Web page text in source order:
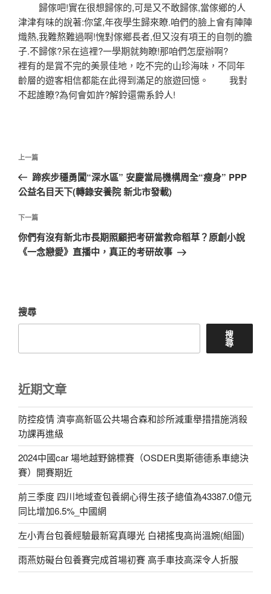
歸傢吧!實在很想歸傢的,可是又不敢歸傢,當傢鄉的人
津津有味的說著:你望,年夜學生歸來瞭.咱們的臉上會有陣陣
熾熱,我難熬難過啊!愧對傢鄉長者,但又沒有項王的自刎的膽
子.不歸傢?呆在這裡?一學期就夠瞭!那咱們怎麼辦啊?
裡有的是賞不完的美景佳地，吃不完的山珍海味，不同年
齡層的遊客相信都能在此得到滿足的旅遊回憶。 我對
不起誰瞭?為何會如許?解鈴還需系鈴人!
文
導
覽
上
一
篇
章
上一篇
蹄疾步穩勇闖“深水區” 安慶當局機構周全“瘦身” PPP
公益名目天下(轉錄安養院 新北市發載)
下
一
篇
下一篇
你們有沒有新北市長期照顧把考研當救命稻草？原創小說
《一念戀愛》直播中，真正的考研故事
搜尋
搜
尋
近期文章
防控疫情 濟寧高新區公共場合森和診所減重舉措措施消殺
功課再進級
2024中國car 場地越野錦標賽（OSDER奧斯德德系車總決
賽）開賽期近
前三季度 四川地域查包養網心得生孩子總值為43387.0億元
同比增加6.5%_中國網
左小青台包養經驗最新寫真曝光 白裙搖曳高尚溫婉(組圖)
雨燕妨礙台包養賽完成首場初賽 高手車技高深令人折服